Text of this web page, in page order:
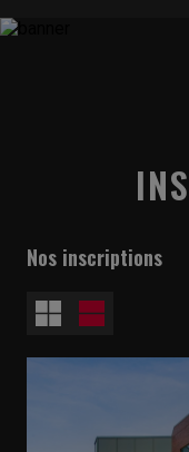
Nos inscriptions